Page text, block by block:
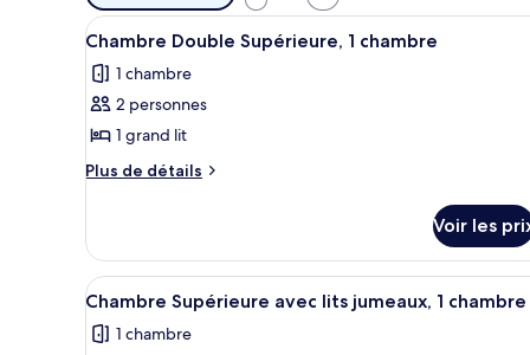
disponibles
pour
les
chambres
Afficher
toutes
les
photos
pour
ce
chambre :
Chambre
Double
Supérieure,
Une chambre d’hôtel
1
Chambre Double Supérieure, 1 chambre
1 chambre
2 personnes
1 grand lit
Plus de détails
Plus
le
type
de
Chambre
Voir les
Afficher
toutes
les
Une chambre d’hôtel avec
1
Chambre Supérieure avec lits jumeaux, 1 chambre
1 chambre